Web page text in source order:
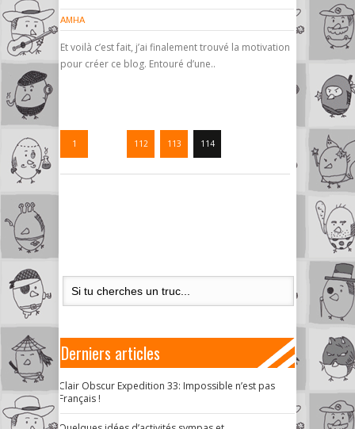
AMHA
Et voilà c’est fait, j’ai finalement trouvé la motivation
pour créer ce blog. Entouré d’une..
1 112 113 114
Derniers articles
Clair Obscur Expedition 33: Impossible n’est pas
Français !